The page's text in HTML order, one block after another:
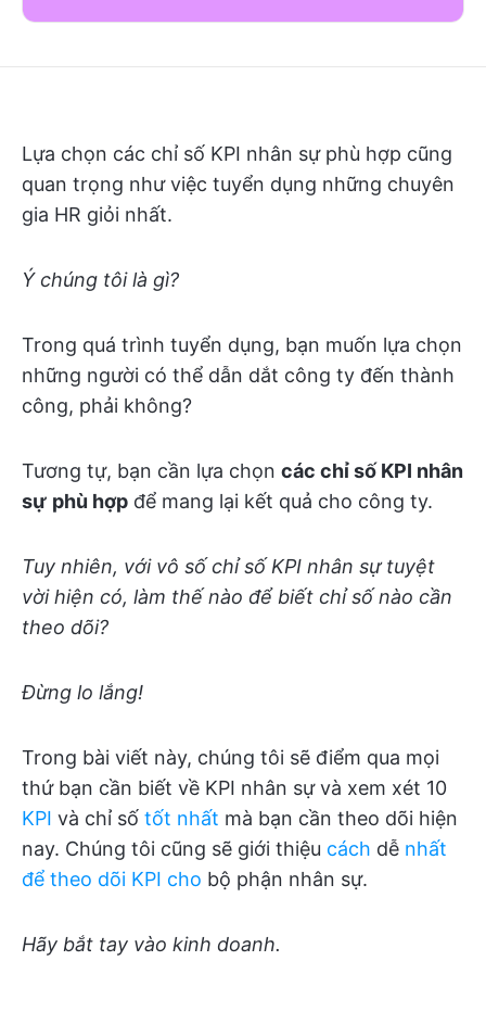
Lựa chọn các chỉ số KPI nhân sự phù hợp cũng
quan trọng như việc tuyển dụng những chuyên
gia HR giỏi nhất.
Ý chúng tôi là gì?
Trong quá trình tuyển dụng, bạn muốn lựa chọn
những người có thể dẫn dắt công ty đến thành
công, phải không?
Tương tự, bạn cần lựa chọn các chỉ số KPI nhân
sự phù hợp để mang lại kết quả cho công ty.
Tuy nhiên, với vô số chỉ số KPI nhân sự tuyệt
vời hiện có, làm thế nào để biết chỉ số nào cần
theo dõi?
Đừng lo lắng!
Trong bài viết này, chúng tôi sẽ điểm qua mọi
thứ bạn cần biết về KPI nhân sự và xem xét 10
KPI và chỉ số tốt nhất mà bạn cần theo dõi hiện
nay. Chúng tôi cũng sẽ giới thiệu cách dễ nhất
để theo dõi KPI cho bộ phận nhân sự.
Hãy bắt tay vào kinh doanh.